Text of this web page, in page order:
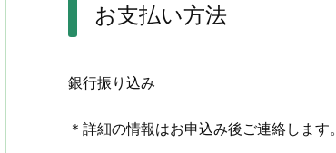
お支払い方法
銀行振り込み
＊詳細の情報はお申込み後ご連絡します。